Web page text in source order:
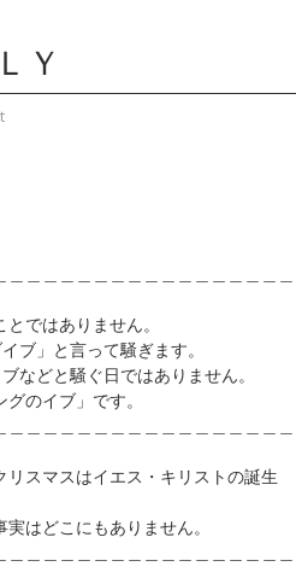
Ｙ
ではありません。
ブ」と言って騒ぎます。
などと騒ぐ日ではありません。
のイブ」です。
スマスはイエス・キリストの誕生
はどこにもありません。